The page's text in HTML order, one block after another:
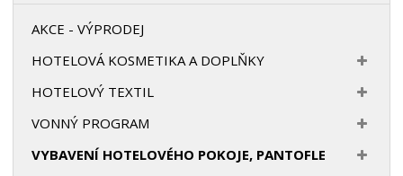
AKCE - VÝPRODEJ
HOTELOVÁ KOSMETIKA A DOPLŇKY
HOTELOVÝ TEXTIL
VONNÝ PROGRAM
VYBAVENÍ HOTELOVÉHO POKOJE, PANTOFLE